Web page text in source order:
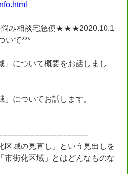
み相談宅急便★★★2020.10.1
いて***
」について概要をお話しまし
についてお話します。
区域の見直し」という見出しを
市街化区域」とはどんなものな